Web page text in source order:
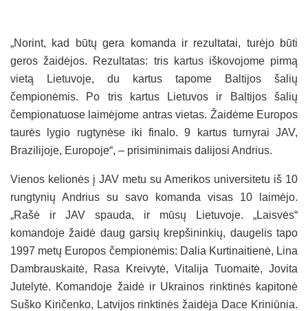
„Norint, kad būtų gera komanda ir rezultatai, turėjo būti
geros žaidėjos. Rezultatas: tris kartus iškovojome pirmą
vietą Lietuvoje, du kartus tapome Baltijos šalių
čempionėmis. Po tris kartus Lietuvos ir Baltijos šalių
čempionatuose laimėjome antras vietas. Žaidėme Europos
taurės lygio rugtynėse iki finalo. 9 kartus turnyrai JAV,
Brazilijoje, Europoje“, – prisiminimais dalijosi Andrius.
Vienos kelionės į JAV metu su Amerikos universitetu iš 10
rungtynių Andrius su savo komanda visas 10 laimėjo.
„Rašė ir JAV spauda, ir mūsų Lietuvoje. „Laisvės“
komandoje žaidė daug garsių krepšininkių, daugelis tapo
1997 metų Europos čempionėmis: Dalia Kurtinaitienė, Lina
Dambrauskaitė, Rasa Kreivytė, Vitalija Tuomaitė, Jovita
Jutelytė. Komandoje žaidė ir Ukrainos rinktinės kapitonė
Suško Kiričenko, Latvijos rinktinės žaidėja Dace Kriniūnia.